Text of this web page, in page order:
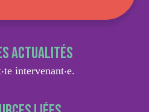
actualités
intervenant‧e.